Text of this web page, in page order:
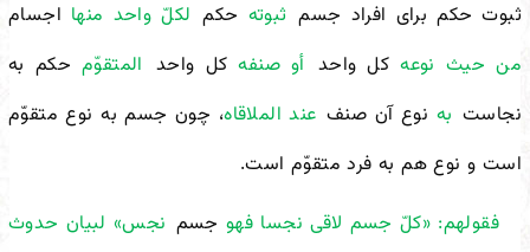
ثبوت حکم برای افراد جسم ثبوته حکم لکلّ واحد منها اجسام
من حیث نوعهکل واحد أو صنفهکل واحد المتقوّمحکم به
نجاست به نوع آن صنف عند الملاقاه، چون جسم به نوع متقوّم
است و نوع هم به فرد متقوّم است.
فقولهم: «کلّ جسم لاقى نجسا فهوجسم نجس» لبیان حدوث